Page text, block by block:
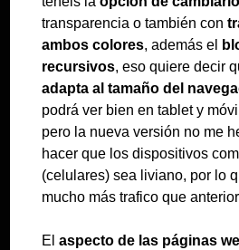
transparencia o también con
ambos colores, además el
recursivos, eso quiere decir
adapta al tamaño del
podrá ver bien en tablet y
pero la nueva versión no me
hacer que los dispositivos
(celulares) sea liviano, por lo
mucho más trafico que
Elaspecto de las páginas